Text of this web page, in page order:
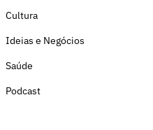
Cultura
Ideias e Negócios
Saúde
Podcast